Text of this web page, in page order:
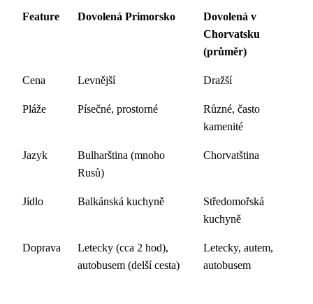
Feature Dovolená Primorsko
Dovolená v
Chorvatsku
(průměr)
Cena Levnější Dražší
Pláže Písečné, prostorné
Různé, často
kamenité
Jazyk
Bulharština (mnoho
Rusů)
Chorvatština
Jídlo Balkánská kuchyně
Středomořská
kuchyně
Doprava
Letecky (cca 2 hod),
autobusem (delší cesta)
Letecky, autem,
autobusem